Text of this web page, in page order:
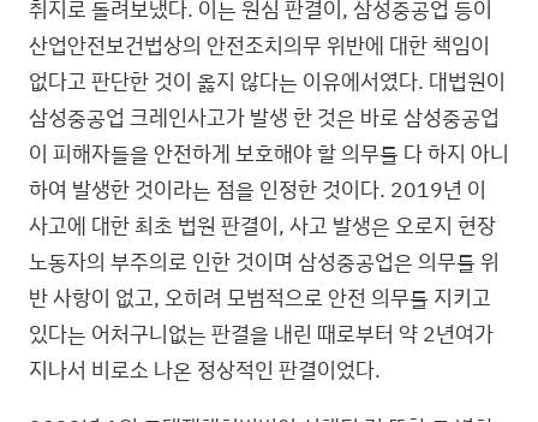
취지로 돌려보냈다. 이는 원심 판결이, 삼성중공업 등이
산업안전보건법상의 안전조치의무 위반에 대한 책임이
없다고 판단한 것이 옳지 않다는 이유에서였다. 대법원이
삼성중공업 크레인사고가 발생 한 것은 바로 삼성중공업
이 피해자들을 안전하게 보호해야 할 의무를 다 하지 아니
하여 발생한 것이라는 점을 인정한 것이다. 2019년 이
사고에 대한 최초 법원 판결이, 사고 발생은 오로지 현장
노동자의 부주의로 인한 것이며 삼성중공업은 의무를 위
반 사항이 없고, 오히려 모범적으로 안전 의무를 지키고
있다는 어처구니없는 판결을 내린 때로부터 약 2년여가
지나서 비로소 나온 정상적인 판결이었다.